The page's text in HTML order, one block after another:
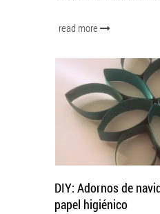
read more
DIY: Adornos de
papel higiénico